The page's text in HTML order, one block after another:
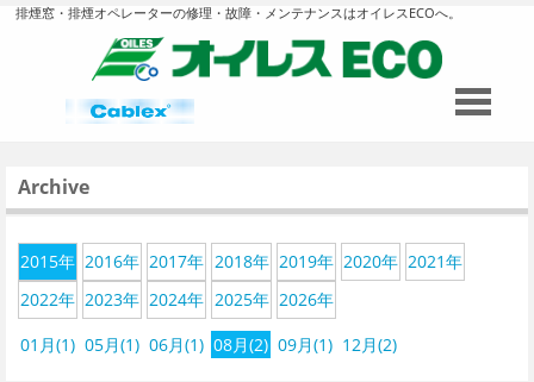
排煙窓・排煙オペレーターの修理・故障・メンテナンスはオイレスECOへ。
Archive
2015年 2016年 2017年 2018年 2019年 2020年 2021年
2022年 2023年 2024年 2025年 2026年
01月(1) 05月(1) 06月(1) 08月(2) 09月(1) 12月(2)